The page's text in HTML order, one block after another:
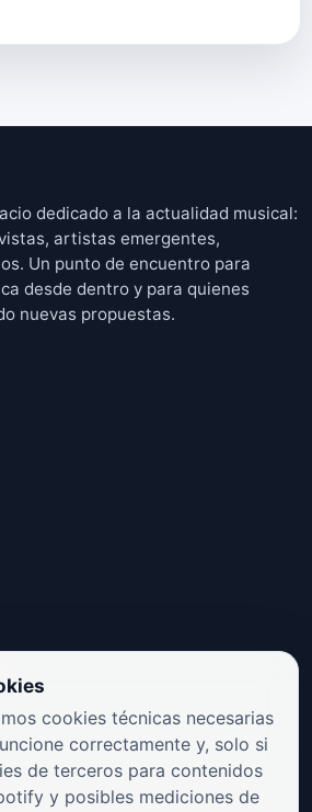
dedicado a la actualidad musical:
artistas emergentes,
Un punto de encuentro para
desde dentro y para quienes
nuevas propuestas.
sello o promotor? Envíanos tus
cookies técnicas necesarias
correctamente y, solo si
de terceros para contenidos
y posibles mediciones de